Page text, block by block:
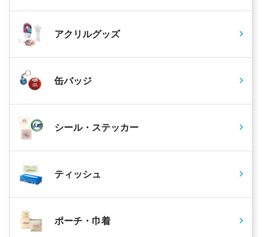
アクリルグッズ
缶バッジ
シール・ステッカー
ティッシュ
ポーチ・巾着